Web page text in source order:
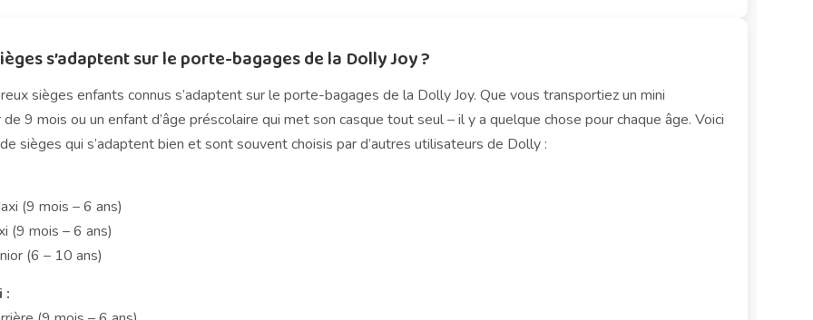
s’adaptent sur le porte-bagages de la Dolly Joy ?
sièges enfants connus s’adaptent sur le porte-bagages de la Dolly Joy. Que vous transportiez un mini
9 mois ou un enfant d’âge préscolaire qui met son casque tout seul – il y a quelque chose pour chaque âge. Voici
sièges qui s’adaptent bien et sont souvent choisis par d’autres utilisateurs de Dolly :
(9 mois – 6 ans)
(9 mois – 6 ans)
(6 – 10 ans)
: